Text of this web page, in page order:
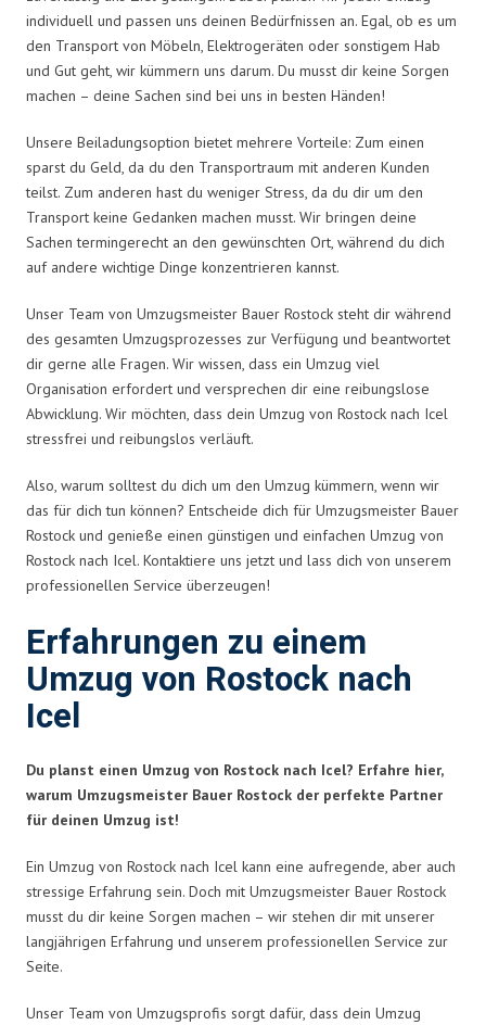
individuell und passen uns deinen Bedürfnissen an. Egal, ob es um
den Transport von Möbeln, Elektrogeräten oder sonstigem Hab
und Gut geht, wir kümmern uns darum. Du musst dir keine Sorgen
machen – deine Sachen sind bei uns in besten Händen!
Unsere Beiladungsoption bietet mehrere Vorteile: Zum einen
sparst du Geld, da du den Transportraum mit anderen Kunden
teilst. Zum anderen hast du weniger Stress, da du dir um den
Transport keine Gedanken machen musst. Wir bringen deine
Sachen termingerecht an den gewünschten Ort, während du dich
auf andere wichtige Dinge konzentrieren kannst.
Unser Team von Umzugsmeister Bauer Rostock steht dir während
des gesamten Umzugsprozesses zur Verfügung und beantwortet
dir gerne alle Fragen. Wir wissen, dass ein Umzug viel
Organisation erfordert und versprechen dir eine reibungslose
Abwicklung. Wir möchten, dass dein Umzug von Rostock nach Icel
stressfrei und reibungslos verläuft.
Also, warum solltest du dich um den Umzug kümmern, wenn wir
das für dich tun können? Entscheide dich für Umzugsmeister Bauer
Rostock und genieße einen günstigen und einfachen Umzug von
Rostock nach Icel. Kontaktiere uns jetzt und lass dich von unserem
professionellen Service überzeugen!
Erfahrungen zu einem
Umzug von Rostock nach
Icel
Du planst einen Umzug von Rostock nach Icel? Erfahre hier,
warum Umzugsmeister Bauer Rostock der perfekte Partner
für deinen Umzug ist!
Ein Umzug von Rostock nach Icel kann eine aufregende, aber auch
stressige Erfahrung sein. Doch mit Umzugsmeister Bauer Rostock
musst du dir keine Sorgen machen – wir stehen dir mit unserer
langjährigen Erfahrung und unserem professionellen Service zur
Seite.
Unser Team von Umzugsprofis sorgt dafür, dass dein Umzug